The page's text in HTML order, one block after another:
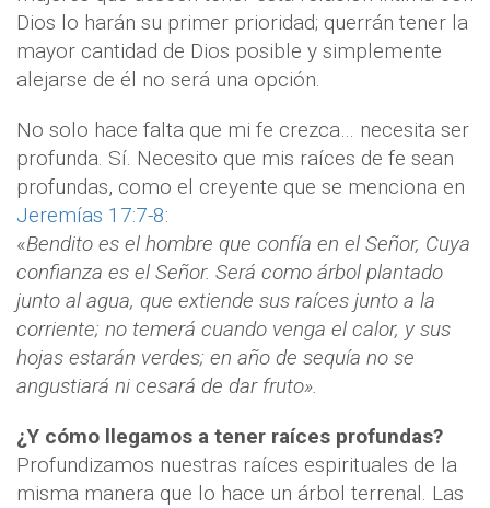
Dios lo harán su primer prioridad; querrán tener la
mayor cantidad de Dios posible y simplemente
alejarse de él no será una opción.
No solo hace falta que mi fe crezca… necesita ser
profunda. Sí. Necesito que mis raíces de fe sean
profundas, como el creyente que se menciona en
Jeremías 17:7-8:
«Bendito es el hombre que confía en el Señor, Cuya
confianza es el Señor. Será como árbol plantado
junto al agua, que extiende sus raíces junto a la
corriente; no temerá cuando venga el calor, y sus
hojas estarán verdes; en año de sequía no se
angustiará ni cesará de dar fruto».
¿Y cómo llegamos a tener raíces profundas?
Profundizamos nuestras raíces espirituales de la
misma manera que lo hace un árbol terrenal. Las